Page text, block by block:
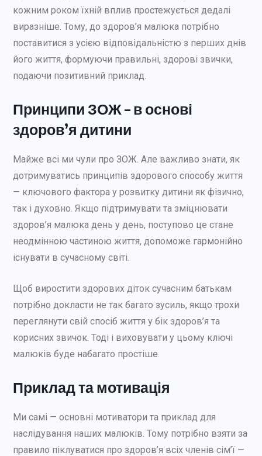
кожним роком їхній вплив простежується дедалі
виразніше. Тому, до здоров’я малюка потрібно
поставитися з усією відповідальністю з перших днів
його життя, формуючи правильні, здорові звички,
подаючи позитивний приклад.
Принципи ЗОЖ – в основі
здоров’я дитини
Майже всі ми чули про ЗОЖ. Але важливо знати, як
дотримуватись принципів здорового способу життя
— ключового фактора у розвитку дитини як фізично,
так і духовно. Якщо підтримувати та зміцнювати
здоров’я малюка день у день, поступово це стане
неодмінною частиною життя, допоможе гармонійно
існувати в сучасному світі.
Щоб виростити здорових діток сучасним батькам
потрібно докласти не так багато зусиль, якщо трохи
переглянути свій спосіб життя у бік здоров’я та
корисних звичок. Тоді і виховувати у цьому ключі
малюків буде набагато простіше.
Приклад та мотивація
Ми самі — основні мотиватори та приклад для
наслідування наших малюків. Тому потрібно взяти за
правило піклуватися про здоров’я всіх членів сім’ї —